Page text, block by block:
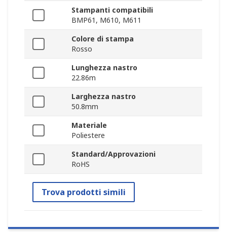
Stampanti compatibili
BMP61, M610, M611
Colore di stampa
Rosso
Lunghezza nastro
22.86m
Larghezza nastro
50.8mm
Materiale
Poliestere
Standard/Approvazioni
RoHS
Trova prodotti simili